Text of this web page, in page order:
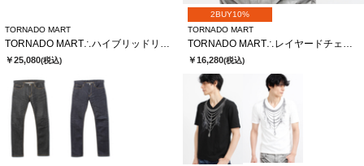
TORNADO MART
TORNADO MART∴ハイブリッドリジットデニム
￥25,080(税込)
2BUY10%
TORNADO MART
TORNADO MART∴レイヤードチェーンバタフライプリントTシャツ
￥16,280(税込)